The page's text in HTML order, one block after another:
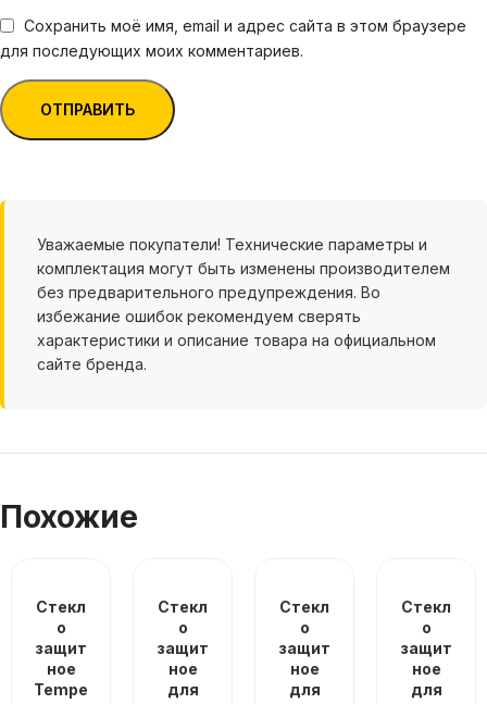
Сохранить моё имя, email и адрес сайта в этом браузере
для последующих моих комментариев.
Уважаемые покупатели! Технические параметры и
комплектация могут быть изменены производителем
без предварительного предупреждения. Во
избежание ошибок рекомендуем сверять
характеристики и описание товара на официальном
сайте бренда.
Похожие
Стекл
о
защит
ное
Tempe
Стекл
о
защит
ное
для
Стекл
о
защит
ное
для
Стекл
о
защит
ное
для